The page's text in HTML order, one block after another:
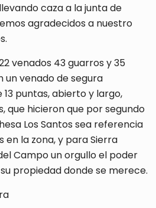
caza a la junta de
agradecidos a nuestro
venados 43 guarros y 35
un venado de segura
puntas, abierto y largo,
que hicieron que por segundo
Los Santos sea referencia
la zona, y para Sierra
Campo un orgullo el poder
propiedad donde se merece.